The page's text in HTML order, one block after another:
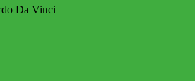
Da Vinci